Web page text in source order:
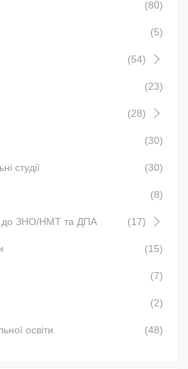
(80)
(5)
(54)
(23)
(28)
(30)
студії (30)
(8)
до ЗНО/НМТ та ДПА (17)
(15)
(7)
(2)
освіти (48)